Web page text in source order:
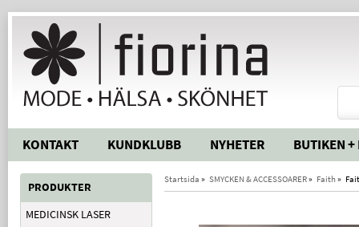
KONTAKT KUNDKLUBB NYHETER BUTIKEN +
PRODUKTER
MEDICINSK LASER
Startsida » SMYCKEN & ACCESSOARER» Faith»